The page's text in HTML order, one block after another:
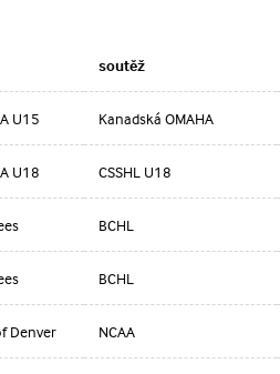
soutěž
U15 Kanadská OMAHA
U18 CSSHL U18
BCHL
BCHL
Denver NCAA